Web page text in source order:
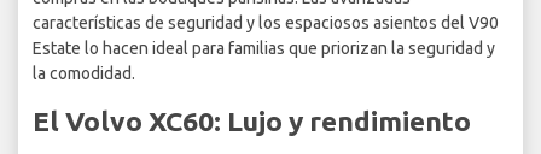
características de seguridad y los espaciosos asientos del V90
Estate lo hacen ideal para familias que priorizan la seguridad y
la comodidad.
El Volvo XC60: Lujo y rendimiento